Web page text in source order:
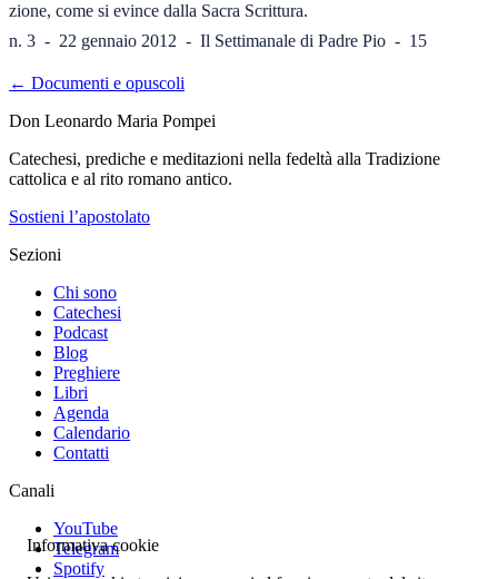
zione, come si evince dalla Sacra Scrittura.
n. 3  -  22 gennaio 2012  -  Il Settimanale di Padre Pio  -  15
← Documenti e opuscoli
Don Leonardo Maria Pompei
Catechesi, prediche e meditazioni nella fedeltà alla Tradizione
cattolica e al rito romano antico.
Sostieni l’apostolato
Sezioni
Chi sono
Catechesi
Podcast
Blog
Preghiere
Libri
Agenda
Calendario
Contatti
Canali
YouTube
Telegram
Spotify
Informativa cookie